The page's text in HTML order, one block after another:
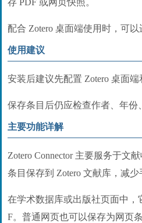
存 PDF 或网页快照。
配合 Zotero 桌面端使用时，可
使用建议
安装后建议先配置 Zotero 桌面
保存条目后仍应检查作者、年
主要功能详解
Zotero Connector 主要服务于文
条目保存到 Zotero 文献库，减
在学术数据库或出版社页面中
F。普通网页也可以保存为网页